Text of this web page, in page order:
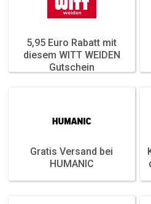
Featured
5,95 Euro Rabatt mit
diesem WITT WEIDEN
Gutschein
Featured
Gratis Versand bei
HUMANIC